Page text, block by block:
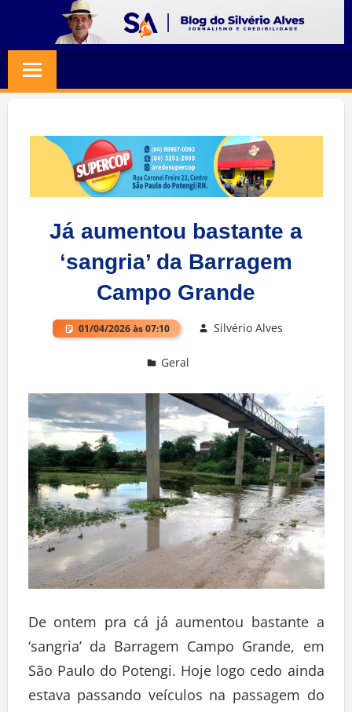
content
SILVERIO
ALVES
Jornalismo
Credibilidade
Já aumentou bastante a
‘sangria’ da Barragem
Campo Grande
01/04/2026 às 07:10 Silvério Alves
Geral
De ontem pra cá já aumentou bastante a
‘sangria’ da Barragem Campo Grande, em
São Paulo do Potengi. Hoje logo cedo ainda
estava passando veículos na passagem do